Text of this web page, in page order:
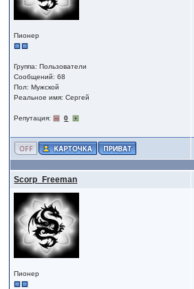
Пионер
Группа: Пользователи
Сообщений: 68
Пол: Мужской
Реальное имя: Сергей
Репутация: 0
Scorp_Freeman
Пионер